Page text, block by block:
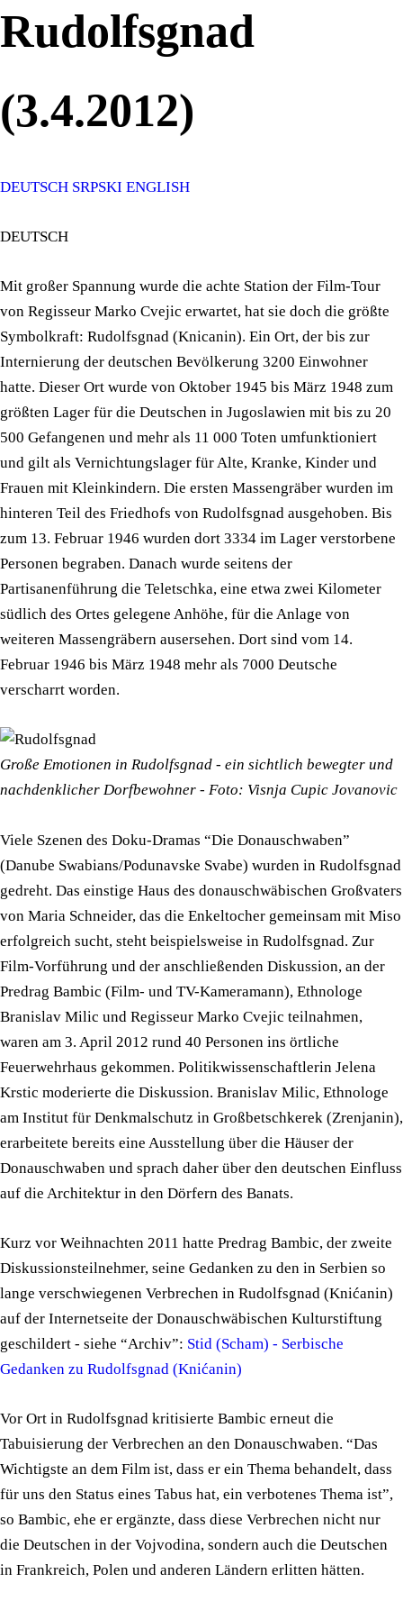
Rudolfsgnad
(3.4.2012)
DEUTSCH SRPSKI ENGLISH
DEUTSCH
Mit großer Spannung wurde die achte Station der Film-Tour
von Regisseur Marko Cvejic erwartet, hat sie doch die größte
Symbolkraft: Rudolfsgnad (Knicanin). Ein Ort, der bis zur
Internierung der deutschen Bevölkerung 3200 Einwohner
hatte. Dieser Ort wurde von Oktober 1945 bis März 1948 zum
größten Lager für die Deutschen in Jugoslawien mit bis zu 20
500 Gefangenen und mehr als 11 000 Toten umfunktioniert
und gilt als Vernichtungslager für Alte, Kranke, Kinder und
Frauen mit Kleinkindern. Die ersten Massengräber wurden im
hinteren Teil des Friedhofs von Rudolfsgnad ausgehoben. Bis
zum 13. Februar 1946 wurden dort 3334 im Lager verstorbene
Personen begraben. Danach wurde seitens der
Partisanenführung die Teletschka, eine etwa zwei Kilometer
südlich des Ortes gelegene Anhöhe, für die Anlage von
weiteren Massengräbern ausersehen. Dort sind vom 14.
Februar 1946 bis März 1948 mehr als 7000 Deutsche
verscharrt worden.
Große Emotionen in Rudolfsgnad - ein sichtlich bewegter und
nachdenklicher Dorfbewohner - Foto: Visnja Cupic Jovanovic
Viele Szenen des Doku-Dramas “Die Donauschwaben”
(Danube Swabians/Podunavske Svabe) wurden in Rudolfsgnad
gedreht. Das einstige Haus des donauschwäbischen Großvaters
von Maria Schneider, das die Enkeltocher gemeinsam mit Miso
erfolgreich sucht, steht beispielsweise in Rudolfsgnad. Zur
Film-Vorführung und der anschließenden Diskussion, an der
Predrag Bambic (Film- und TV-Kameramann), Ethnologe
Branislav Milic und Regisseur Marko Cvejic teilnahmen,
waren am 3. April 2012 rund 40 Personen ins örtliche
Feuerwehrhaus gekommen. Politikwissenschaftlerin Jelena
Krstic moderierte die Diskussion. Branislav Milic, Ethnologe
am Institut für Denkmalschutz in Großbetschkerek (Zrenjanin),
erarbeitete bereits eine Ausstellung über die Häuser der
Donauschwaben und sprach daher über den deutschen Einfluss
auf die Architektur in den Dörfern des Banats.
Kurz vor Weihnachten 2011 hatte Predrag Bambic, der zweite
Diskussionsteilnehmer, seine Gedanken zu den in Serbien so
lange verschwiegenen Verbrechen in Rudolfsgnad (Knićanin)
auf der Internetseite der Donauschwäbischen Kulturstiftung
geschildert - siehe “Archiv”: Stid (Scham) - Serbische
Gedanken zu Rudolfsgnad (Knićanin)
Vor Ort in Rudolfsgnad kritisierte Bambic erneut die
Tabuisierung der Verbrechen an den Donauschwaben. “Das
Wichtigste an dem Film ist, dass er ein Thema behandelt, dass
für uns den Status eines Tabus hat, ein verbotenes Thema ist”,
so Bambic, ehe er ergänzte, dass diese Verbrechen nicht nur
die Deutschen in der Vojvodina, sondern auch die Deutschen
in Frankreich, Polen und anderen Ländern erlitten hätten.